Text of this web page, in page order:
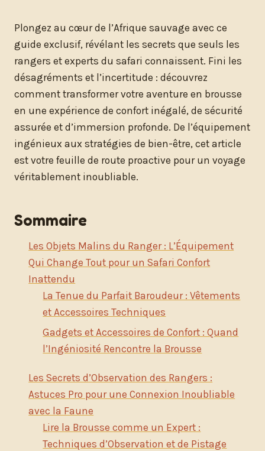
Plongez au cœur de l’Afrique sauvage avec ce
guide exclusif, révélant les secrets que seuls les
rangers et experts du safari connaissent. Fini les
désagréments et l’incertitude : découvrez
comment transformer votre aventure en brousse
en une expérience de confort inégalé, de sécurité
assurée et d’immersion profonde. De l’équipement
ingénieux aux stratégies de bien-être, cet article
est votre feuille de route proactive pour un voyage
véritablement inoubliable.
Sommaire
Les Objets Malins du Ranger : L’Équipement
Qui Change Tout pour un Safari Confort
Inattendu
La Tenue du Parfait Baroudeur : Vêtements
et Accessoires Techniques
Gadgets et Accessoires de Confort : Quand
l’Ingéniosité Rencontre la Brousse
Les Secrets d’Observation des Rangers :
Astuces Pro pour une Connexion Inoubliable
avec la Faune
Lire la Brousse comme un Expert :
Techniques d’Observation et de Pistage